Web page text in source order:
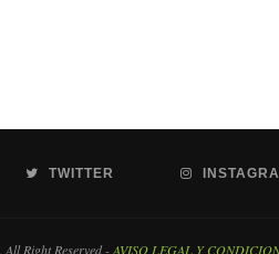
TWITTER
Right Reserved -AVISO LEGAL Y